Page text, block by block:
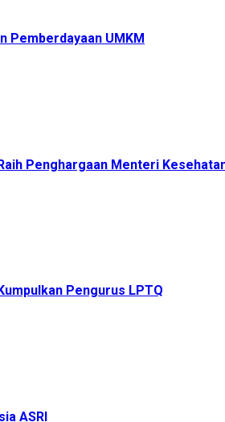
Pemberdayaan UMKM
Penghargaan Menteri
Pengurus LPTQ
ASRI